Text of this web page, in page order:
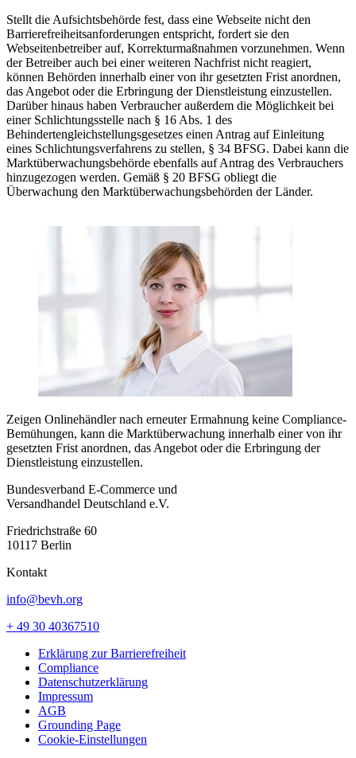
Stellt die Aufsichtsbehörde fest, dass eine Webseite nicht den
Barrierefreiheitsanforderungen entspricht, fordert sie den
Webseitenbetreiber auf, Korrekturmaßnahmen vorzunehmen. Wenn
der Betreiber auch bei einer weiteren Nachfrist nicht reagiert,
können Behörden innerhalb einer von ihr gesetzten Frist anordnen,
das Angebot oder die Erbringung der Dienstleistung einzustellen.
Darüber hinaus haben Verbraucher außerdem die Möglichkeit bei
einer Schlichtungsstelle nach § 16 Abs. 1 des
Behindertengleichstellungsgesetzes einen Antrag auf Einleitung
eines Schlichtungsverfahrens zu stellen, § 34 BFSG. Dabei kann die
Marktüberwachungsbehörde ebenfalls auf Antrag des Verbrauchers
hinzugezogen werden. Gemäß § 20 BFSG obliegt die
Überwachung den Marktüberwachungsbehörden der Länder.
Zeigen Onlinehändler nach erneuter Ermahnung keine Compliance-
Bemühungen, kann die Marktüberwachung innerhalb einer von ihr
gesetzten Frist anordnen, das Angebot oder die Erbringung der
Dienstleistung einzustellen.
Bundesverband E-Commerce und
Versandhandel Deutschland e.V.
Friedrichstraße 60
10117 Berlin
Kontakt
info@bevh.org
+ 49 30 40367510
Erklärung zur Barrierefreiheit
Compliance
Datenschutzerklärung
Impressum
AGB
Grounding Page
Cookie-Einstellungen